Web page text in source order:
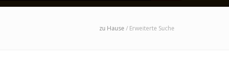
zu Hause / Erweiterte Suche